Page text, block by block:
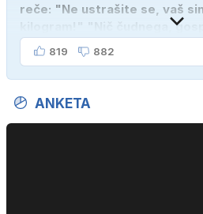
reče: "Ne ustrašite se, vaš
kilogram!" "Nič čudnega,
ženo poznava šele tri
819 882
ANKETA